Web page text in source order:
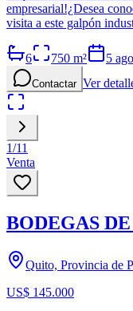
empresarial!¿Desea
visita a este galpón
6 750 m² 5
Contactar Ver
1/11
Venta
BODEGAS
Quito, Provincia de
US$ 145.000